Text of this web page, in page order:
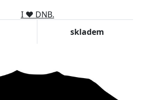
I ♥ DNB.
skladem